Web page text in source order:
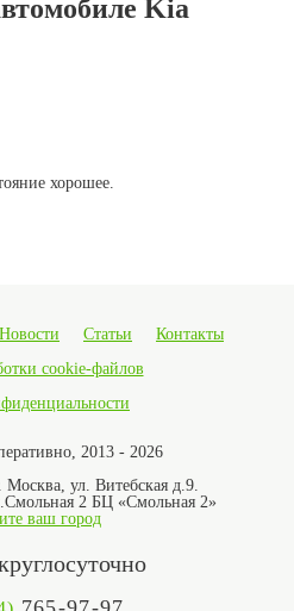
Kia
хорошее.
Новости Статьи
Контакты
cookie-файлов
2013 - 2026
ул. Витебская д.9.
2 БЦ «Смольная 2»
ваш город